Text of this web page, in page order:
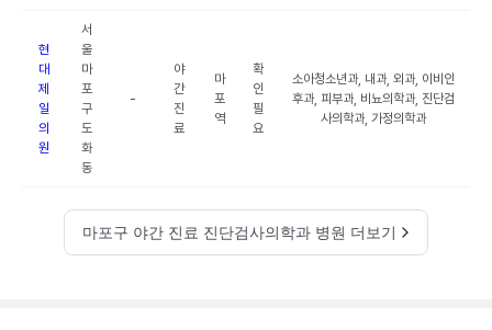
현
대
제
일
의
원
서
울
마
포
구
도
화
동
-
야
간
진
료
마
포
역
확
인
필
요
소아청소년과, 내과, 외과, 이비인
후과, 피부과, 비뇨의학과, 진단검
사의학과, 가정의학과
마포구 야간 진료 진단검사의학과 병원 더보기